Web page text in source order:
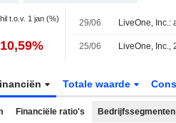
t.o.v. 1 jan (%) 29/06
25/06
Totale waarde
Financiële ratio's Bedrijfssegmenten